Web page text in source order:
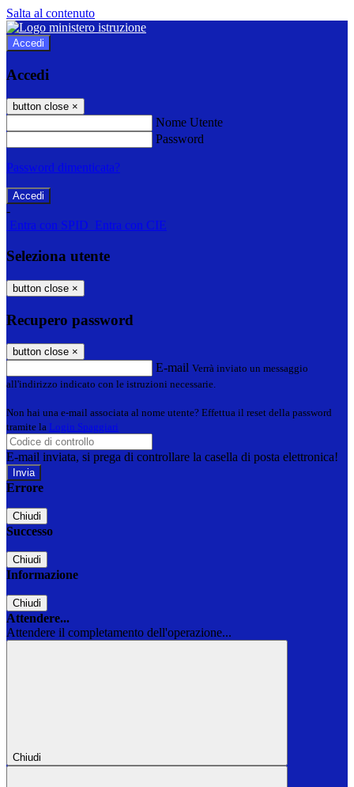
Salta al contenuto
Accedi
Accedi
button close ×
Nome Utente
Password
Password dimenticata?
-
Entra con SPID Entra con CIE
Seleziona utente
button close ×
Recupero password
button close ×
E-mail Verrà inviato un messaggio
all'indirizzo indicato con le istruzioni necessarie.
Non hai una e-mail associata al nome utente? Effettua il reset della password
tramite la Login Spaggiari
E-mail inviata, si prega di controllare la casella di posta elettronica!
Errore
Chiudi
Successo
Chiudi
Informazione
Chiudi
Attendere...
Attendere il completamento dell'operazione...
Chiudi